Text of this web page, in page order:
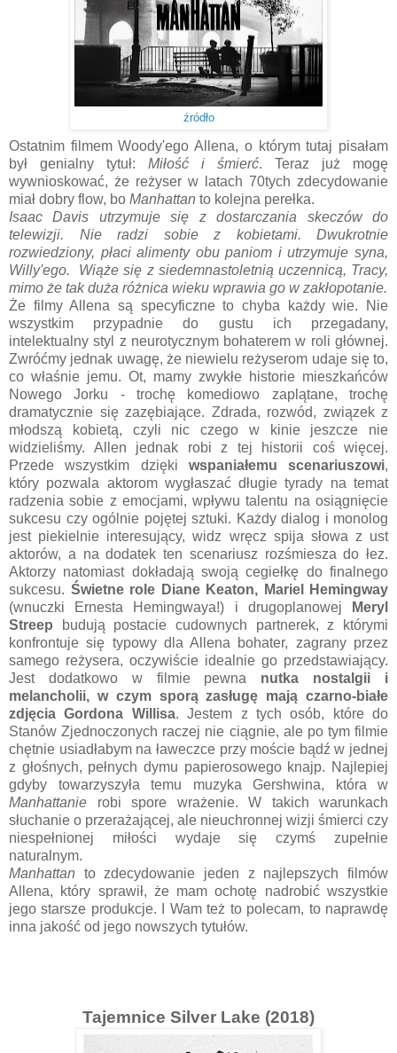
źródło
Ostatnim filmem Woody'ego Allena, o którym tutaj pisałam
był genialny tytuł: Miłość i śmierć. Teraz już mogę
wywnioskować, że reżyser w latach 70tych zdecydowanie
miał dobry flow, bo Manhattan to kolejna perełka.
Isaac Davis utrzymuje się z dostarczania skeczów do
telewizji. Nie radzi sobie z kobietami. Dwukrotnie
rozwiedziony, płaci alimenty obu paniom i utrzymuje syna,
Willy'ego. Wiąże się z siedemnastoletnią uczennicą, Tracy,
mimo że tak duża różnica wieku wprawia go w zakłopotanie.
Że filmy Allena są specyficzne to chyba każdy wie. Nie
wszystkim przypadnie do gustu ich przegadany,
intelektualny styl z neurotycznym bohaterem w roli głównej.
Zwróćmy jednak uwagę, że niewielu reżyserom udaje się to,
co właśnie jemu. Ot, mamy zwykłe historie mieszkańców
Nowego Jorku - trochę komediowo zaplątane, trochę
dramatycznie się zazębiające. Zdrada, rozwód, związek z
młodszą kobietą, czyli nic czego w kinie jeszcze nie
widzieliśmy. Allen jednak robi z tej historii coś więcej.
Przede wszystkim dzięki wspaniałemu scenariuszowi,
który pozwala aktorom wygłaszać długie tyrady na temat
radzenia sobie z emocjami, wpływu talentu na osiągnięcie
sukcesu czy ogólnie pojętej sztuki. Każdy dialog i monolog
jest piekielnie interesujący, widz wręcz spija słowa z ust
aktorów, a na dodatek ten scenariusz rozśmiesza do łez.
Aktorzy natomiast dokładają swoją cegiełkę do finalnego
sukcesu. Świetne role Diane Keaton, Mariel Hemingway
(wnuczki Ernesta Hemingwaya!) i drugoplanowej
Meryl
Streep budują postacie cudownych partnerek, z którymi
konfrontuje się typowy dla Allena bohater, zagrany przez
samego reżysera, oczywiście idealnie go przedstawiający.
Jest dodatkowo w filmie pewna nutka nostalgii i
melancholii, w czym sporą zasługę mają czarno-białe
zdjęcia Gordona Willisa. Jestem z tych osób, które do
Stanów Zjednoczonych raczej nie ciągnie, ale po tym filmie
chętnie usiadłabym na ławeczce przy moście bądź w jednej
z głośnych, pełnych dymu papierosowego knajp. Najlepiej
gdyby towarzyszyła temu muzyka Gershwina, która w
Manhattanie robi spore wrażenie. W takich warunkach
słuchanie o przerażającej, ale nieuchronnej wizji śmierci czy
niespełnionej miłości wydaje się czymś zupełnie
naturalnym.
Manhattan to zdecydowanie jeden z najlepszych filmów
Allena, który sprawił, że mam ochotę nadrobić wszystkie
jego starsze produkcje. I Wam też to polecam, to naprawdę
inna jakość od jego nowszych tytułów.
Tajemnice Silver Lake (2018)